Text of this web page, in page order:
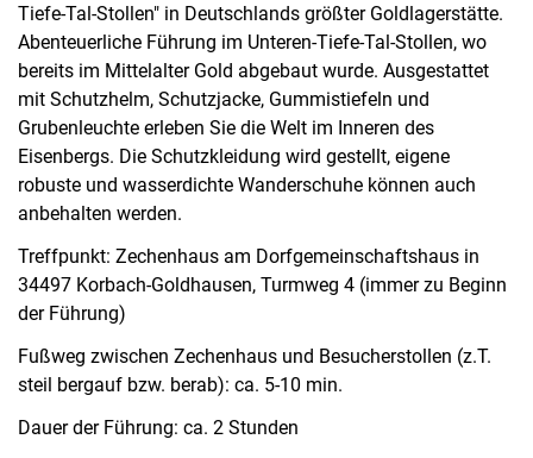
Tiefe-Tal-Stollen" in Deutschlands größter Goldlagerstätte.
Abenteuerliche Führung im Unteren-Tiefe-Tal-Stollen, wo
bereits im Mittelalter Gold abgebaut wurde. Ausgestattet
mit Schutzhelm, Schutzjacke, Gummistiefeln und
Grubenleuchte erleben Sie die Welt im Inneren des
Eisenbergs. Die Schutzkleidung wird gestellt, eigene
robuste und wasserdichte Wanderschuhe können auch
anbehalten werden.
Treffpunkt: Zechenhaus am Dorfgemeinschaftshaus in
34497 Korbach-Goldhausen, Turmweg 4 (immer zu Beginn
der Führung)
Fußweg zwischen Zechenhaus und Besucherstollen (z.T.
steil bergauf bzw. berab): ca. 5-10 min.
Dauer der Führung: ca. 2 Stunden